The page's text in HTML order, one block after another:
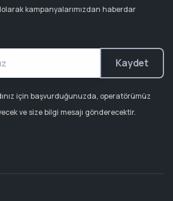
kampanyalarımızdan haberdar
Kaydet
için başvurduğunuzda, operatörümüz
ve size bilgi mesajı gönderecektir.